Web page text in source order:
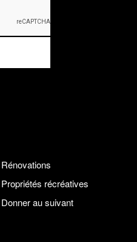
Rénovations
Propriétés récréatives
Donner au suivant